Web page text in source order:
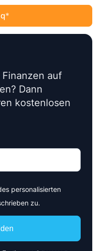
auf
Dann
kostenlosen
personalisierten
zu.